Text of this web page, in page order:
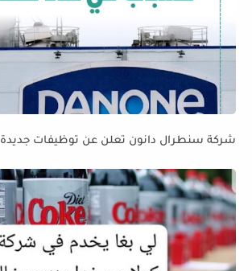
شركة سنطرال دانون تعلن عن توظيفات جديدة